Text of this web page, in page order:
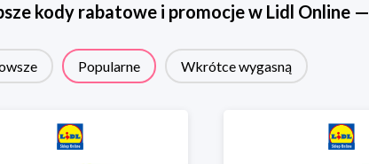
kody rabatowe i promocje w Lidl Online—
Popularne Wkrótce wygasną